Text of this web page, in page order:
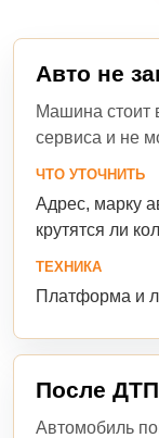
Авто не
Машина стоит
сервиса и не
ЧТО УТОЧНИТЬ
Адрес, марку
крутятся ли
ТЕХНИКА
Платформа и
После ДТП
Автомобиль